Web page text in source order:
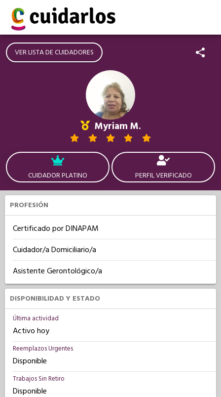
VER LISTA DE CUIDADORES
Myriam M.
CUIDADOR PLATINO PERFIL VERIFICADO
PROFESIÓN
Certificado por DINAPAM
Cuidador/a Domiciliario/a
Asistente Gerontológico/a
DISPONIBILIDAD Y ESTADO
Última actividad
Activo hoy
Reemplazos Urgentes
Disponible
Trabajos Sin Retiro
Disponible